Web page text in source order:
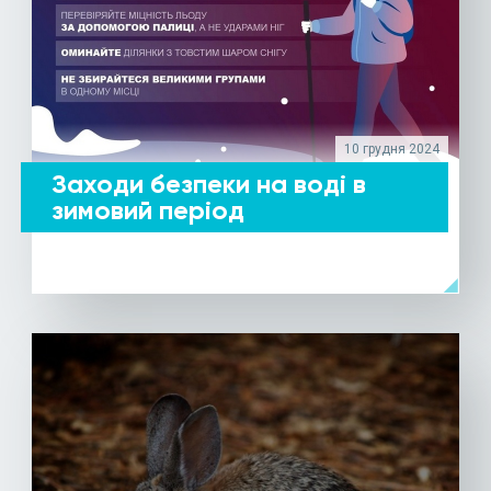
10 грудня 2024
Заходи безпеки на воді в
зимовий період
arrow_left